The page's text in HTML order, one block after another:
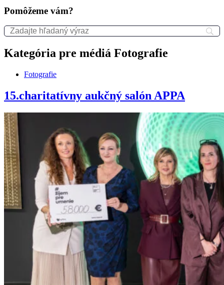
Pomôžeme vám?
Kategória pre médiá Fotografie
Fotografie
15.charitatívny aukčný salón APPA